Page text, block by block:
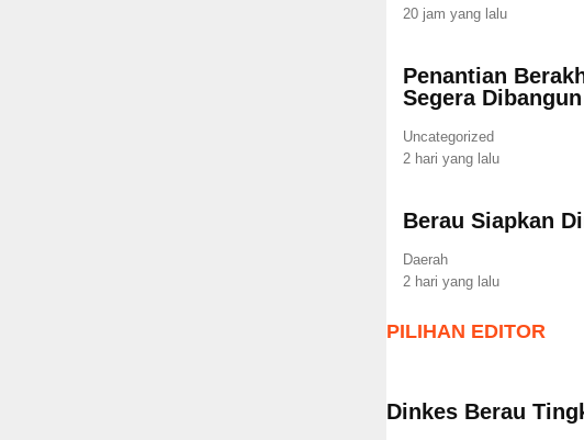
20 jam yang lalu
Penantian
Segera Dibangun
Uncategorized
2 hari yang lalu
Berau Siapkan
Daerah
2 hari yang lalu
PILIHAN EDITOR
Dinkes Berau